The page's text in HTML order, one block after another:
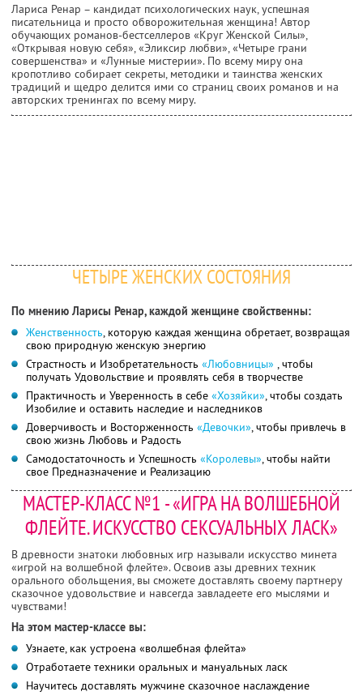
Лариса Ренар – кандидат психологических наук, успешная
писательница и просто обворожительная женщина! Автор
обучающих романов-бестселлеров «Круг Женской Силы»,
«Открывая новую себя», «Эликсир любви», «Четыре грани
совершенства» и «Лунные мистерии». По всему миру она
кропотливо собирает секреты, методики и таинства женских
традиций и щедро делится ими со страниц своих романов и на
авторских тренингах по всему миру.
ЧЕТЫРЕ ЖЕНСКИХ СОСТОЯНИЯ
По мнению Ларисы Ренар, каждой женщине свойственны:
Женственность, которую каждая женщина обретает, возвращая
свою природную женскую энергию
Страстность и Изобретательность «Любовницы» , чтобы
получать Удовольствие и проявлять себя в творчестве
Практичность и Уверенность в себе «Хозяйки», чтобы создать
Изобилие и оставить наследие и наследников
Доверчивость и Восторженность «Девочки», чтобы привлечь в
свою жизнь Любовь и Радость
Самодостаточность и Успешность «Королевы», чтобы найти
свое Предназначение и Реализацию
МАСТЕР-КЛАСС №1 - «ИГРА НА ВОЛШЕБНОЙ
ФЛЕЙТЕ. ИСКУССТВО СЕКСУАЛЬНЫХ ЛАСК»
В древности знатоки любовных игр называли искусство минета
«игрой на волшебной флейте». Освоив азы древних техник
орального обольщения, вы сможете доставлять своему партнеру
сказочное удовольствие и навсегда завладеете его мыслями и
чувствами!
На этом мастер-классе вы:
Узнаете, как устроена «волшебная флейта»
Отработаете техники оральных и мануальных ласк
Научитесь доставлять мужчине сказочное наслаждение